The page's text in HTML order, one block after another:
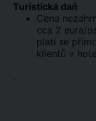
Turistická daň
Cena
cca 2 eura/
platí se
klientů v
.